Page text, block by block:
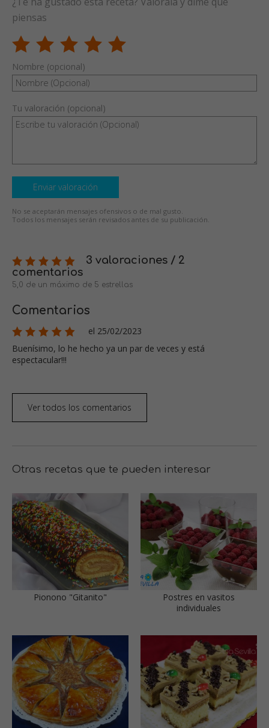
piensas
Nombre (opcional)
Tu valoración (opcional)
Enviar valoración
No se aceptarán mensajes ofensivos o de mal gusto.
Todos los mensajes serán revisados antes de su publicación.
3 valoraciones / 2
comentarios
5,0 de un máximo de 5 estrellas
Comentarios
el 25/02/2023
Buenísimo, lo he hecho ya un par de veces y está
espectacular!!!
Ver todos los comentarios
Otras recetas que te pueden interesar
Pionono "Gitanito"
Postres en vasitos
individuales